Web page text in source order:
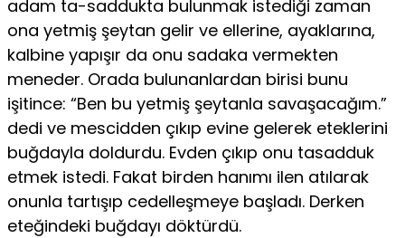
adam ta-saddukta bulunmak istediği zaman
ona yetmiş şeytan gelir ve ellerine, ayaklarına,
kalbine yapışır da onu sadaka vermekten
meneder. Orada bulunanlardan birisi bunu
işitince: “Ben bu yetmiş şeytanla savaşacağım.”
dedi ve mescidden çıkıp evine gelerek eteklerini
buğdayla doldurdu. Evden çıkıp onu tasadduk
etmek istedi. Fakat birden hanımı ilen atılarak
onunla tartışıp cedelleşmeye başladı. Derken
eteğindeki buğdayı döktürdü.